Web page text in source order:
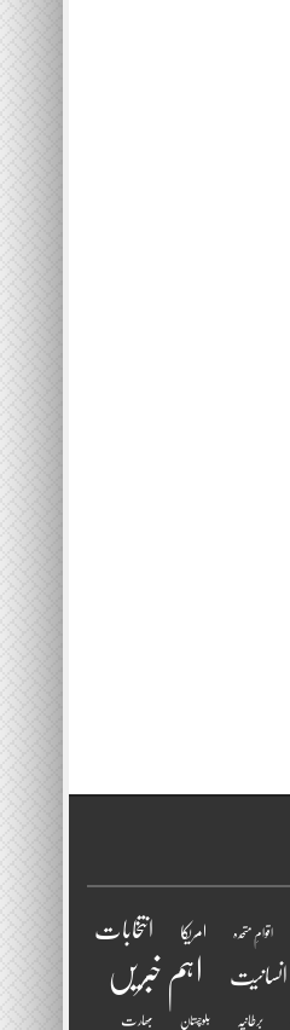
اقوامِ متحدہ امریکا انتخابات
انسانیت اہم خبریں
برطانیہ بلوچستان بھارت